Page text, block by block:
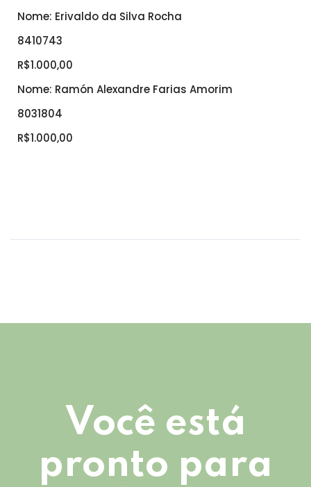
Nome: Erivaldo da Silva Rocha
8410743
R$1.000,00
Nome: Ramón Alexandre Farias Amorim
8031804
R$1.000,00
Você está
pronto para